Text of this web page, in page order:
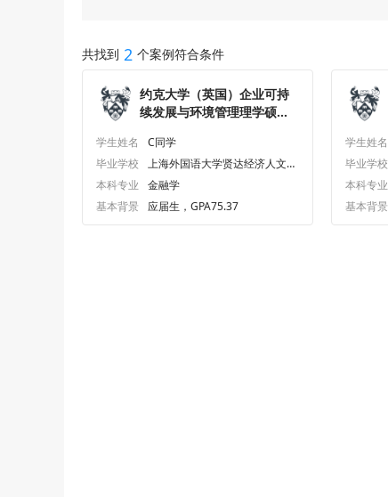
共找到 2 个案例符合条件
约克大学（英国）企业可持
续发展与环境管理理学硕士
学生姓名
C同学
毕业学校
上海外国语大学贤达经济人文学
本科专业
金融学
基本背景
应届生，GPA75.37
学生姓名
毕业学校
本科专业
基本背景